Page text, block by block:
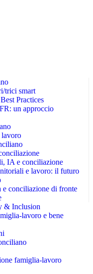
trici smart
Practices
un approccio
lavoro
IA e conciliazione
e lavoro: il futuro
conciliazione di fronte
& Inclusion
lavoro e bene
famiglia-lavoro